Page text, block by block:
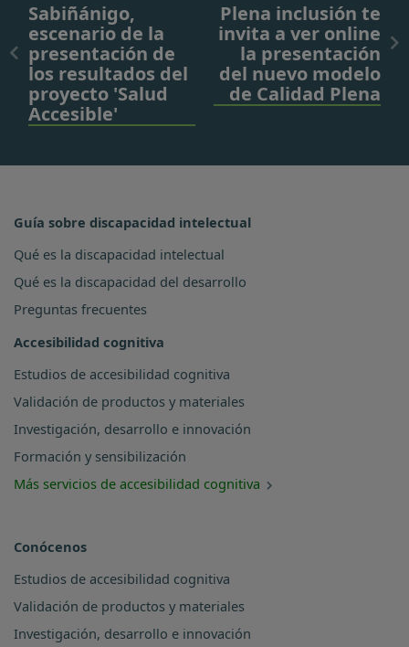
Sabiñánigo,
escenario de la
presentación de
los resultados del
proyecto 'Salud
Accesible'
Plena inclusión te
invita a ver online
la presentación
del nuevo modelo
de Calidad Plena
Guía sobre discapacidad intelectual
Qué es la discapacidad intelectual
Qué es la discapacidad del desarrollo
Preguntas frecuentes
Accesibilidad cognitiva
Estudios de accesibilidad cognitiva
Validación de productos y materiales
Investigación, desarrollo e innovación
Formación y sensibilización
Más servicios de accesibilidad cognitiva
Conócenos
Estudios de accesibilidad cognitiva
Validación de productos y materiales
Investigación, desarrollo e innovación